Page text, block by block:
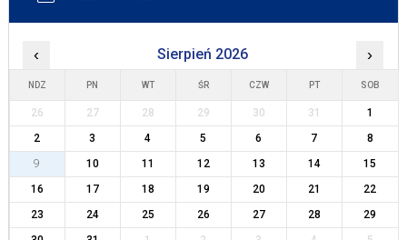
‹ Sierpień 2026 ›
NDZ PN WT ŚR CZW PT SOB
26 27 28 29 30 31
1
2
3 4 5 6 7
8
9
10 11 12 13 14
15
16
17 18 19 20 21
22
23
24 25 26 27 28
29